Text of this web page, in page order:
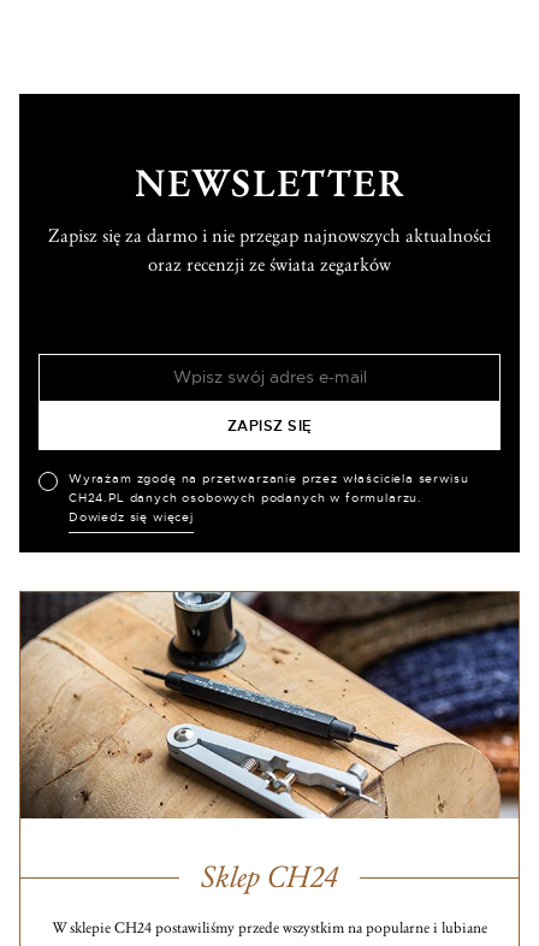
NEWSLETTER
Zapisz się za darmo i nie przegap najnowszych aktualności
oraz recenzji ze świata zegarków
Wyrażam zgodę na przetwarzanie przez właściciela serwisu
CH24.PL danych osobowych podanych w formularzu.
Dowiedz się więcej
Sklep CH24
W sklepie CH24 postawiliśmy przede wszystkim na popularne i lubiane